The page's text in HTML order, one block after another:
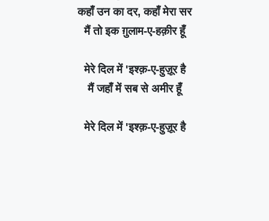
कहाँ उन का दर, कहाँ मेरा सर
मैं तो इक ग़ुलाम-ए-हक़ीर हूँ
मेरे दिल में 'इश्क़-ए-हुज़ूर है
मैं जहाँ में सब से अमीर हूँ
मेरे दिल में 'इश्क़-ए-हुज़ूर है